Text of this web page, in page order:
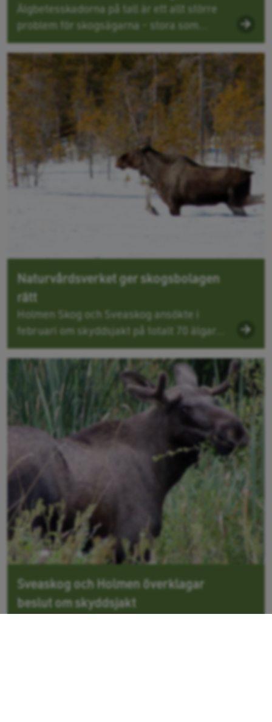
Älgbetesskadorna på tall är ett allt större
problem för skogsägarna - stora som...
Naturvårdsverket ger skogsbolagen
rätt
Holmen Skog och Sveaskog ansökte i
februari om skyddsjakt på totalt 70 älgar...
Sveaskog och Holmen överklagar
beslut om skyddsjakt